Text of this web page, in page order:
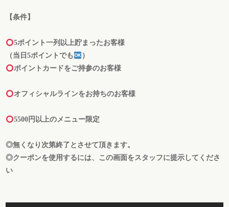
【条件】
5ポイント一列以上貯まったお客様
（当日5ポイントでも
）
ポイントカードをご持参のお客様
オフィシャルラインをお持ちのお客様
5500円以上のメニュー限定
◎無くなり次第終了とさせて頂きます。
◎クーポンを使用するには、この画面をスタッフに提示してくださ
い